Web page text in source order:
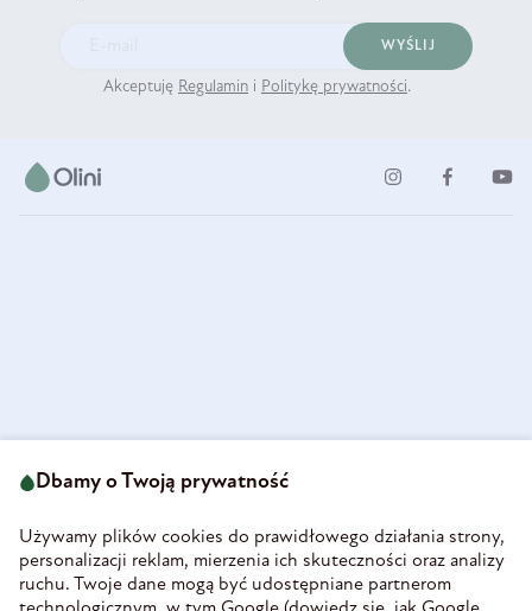
WYŚLIJ
Akceptuję Regulamin i Politykę prywatności.
58-160 Świebodzice
REGON 890213034
INFORMACJE
Dbamy o Twoją prywatność
Używamy plików cookies do prawidłowego działania strony,
personalizacji reklam, mierzenia ich skuteczności oraz analizy
ruchu. Twoje dane mogą być udostępniane partnerom